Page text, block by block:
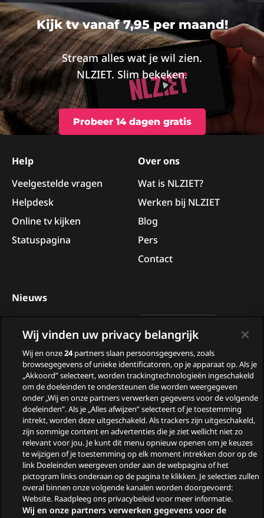
Lees
meer
over
Kijk tv vanaf 7,95 per maand!
Stream alles wat je wil zien.
NLZIET. Slim bekeken.
Probeer 14 dagen gratis
footer
Help
Veelgestelde vragen
Helpdesk
Online tv kijken
Statuspagina
Over ons
Wat is NLZIET?
Werken bij NLZIET
Blog
Pers
Contact
Nieuws
Deelnemers van B&B Vol
Liefde 2026
Nieuwe tv programma’s
in augustus
Wie zijn de gasten van
Zomergasten?
Woeste Grond
Wij vinden uw privacy belangrijk
Wij en onze24partners slaan persoonsgegevens, zoals
browsegegevens of unieke identificatoren, op je apparaat op. Als je
„Akkoord” selecteert, worden trackingtechnologieën ingeschakeld
om de doeleinden te ondersteunen die worden weergegeven
onder „Wij en onze partners verwerken gegevens voor de volgende
doeleinden”. Als je „Alles afwijzen” selecteert of je toestemming
intrekt, worden deze uitgeschakeld. Als trackers zijn uitgeschakeld,
zijn sommige content en advertenties die je ziet wellicht niet zo
relevant voor jou. Je kunt dit menu opnieuw openen om je keuzes
te wijzigen of je toestemming op elk moment intrekken door op de
link Doeleinden weergeven onder aan de webpagina of het
pictogram links onderaan op de pagina te klikken. Je selecties zullen
overal binnen onze volgende kanalen worden doorgevoerd:
Website. Raadpleeg ons privacybeleid voor meer informatie.
Wij en onze partners verwerken gegevens voor de